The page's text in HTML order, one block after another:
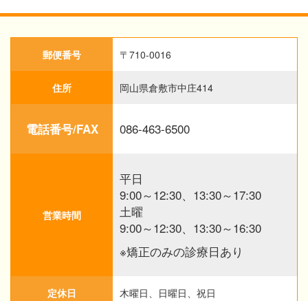
郵便番号 〒710-0016
住所 岡山県倉敷市中庄414
電話番号/FAX 086-463-6500
営業時間
平日
9:00～12:30、13:30～17:30
土曜
9:00～12:30、13:30～16:30
※矯正のみの診療日あり
定休日 木曜日、日曜日、祝日